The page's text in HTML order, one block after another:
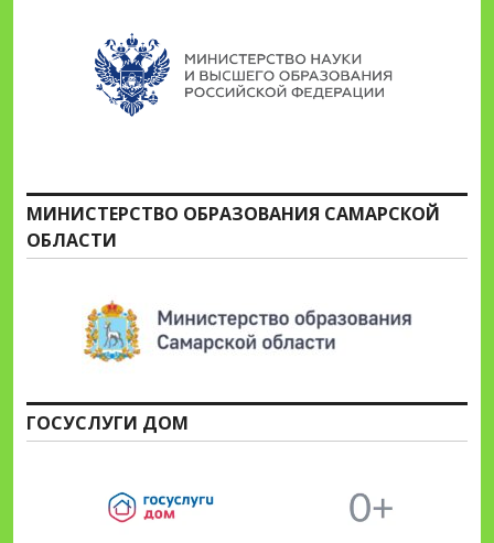
МИНИСТЕРСТВО ОБРАЗОВАНИЯ САМАРСКОЙ
ОБЛАСТИ
ГОСУСЛУГИ ДОМ